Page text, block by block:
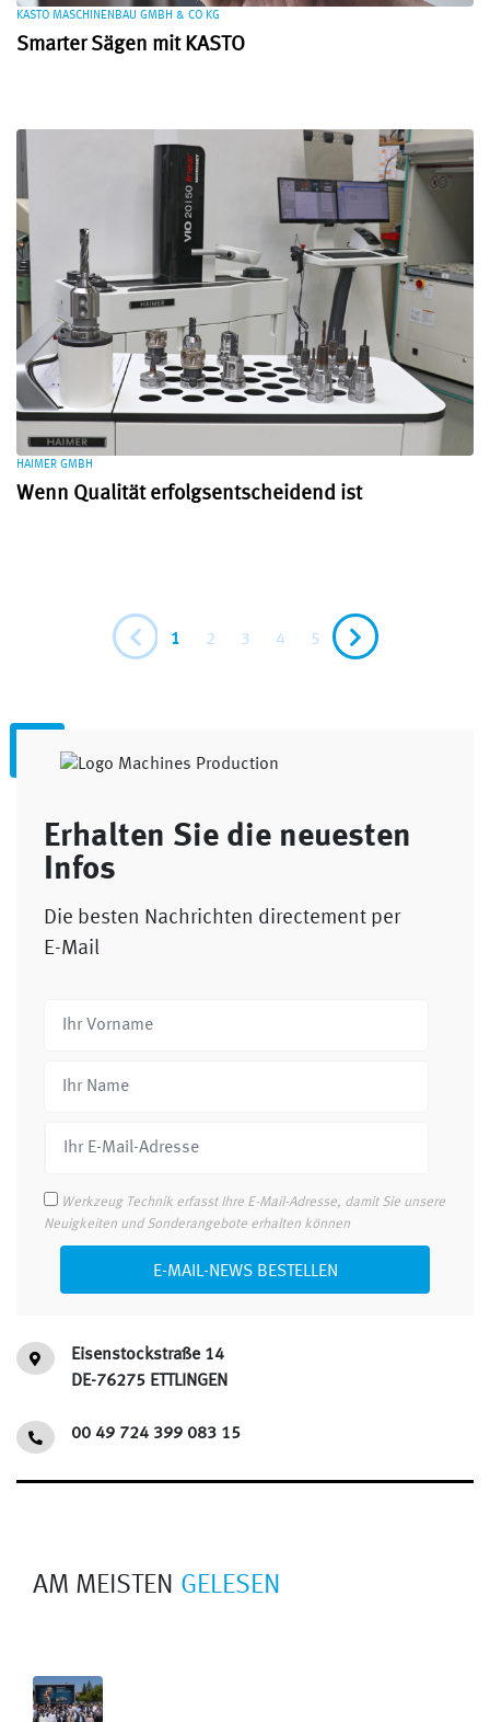
KASTO MASCHINENBAU GMBH & CO KG
Smarter Sägen mit KASTO
HAIMER GMBH
Wenn Qualität erfolgsentscheidend ist
1 2 3 4 5
Erhalten Sie die neuesten
Infos
Die besten Nachrichten directement per
E-Mail
Werkzeug Technik erfasst Ihre E-Mail-Adresse, damit Sie unsere
Neuigkeiten und Sonderangebote erhalten können
E-MAIL-NEWS BESTELLEN
Eisenstockstraße 14
DE-76275 ETTLINGEN
00 49 724 399 083 15
AM MEISTEN GELESEN